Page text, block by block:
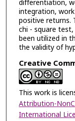
differentiation,
integration,
positive returns.
chi - square
been utilized in
the validity of
Creative
This work is
Attribution-
International